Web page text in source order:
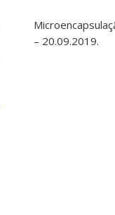
– 20.09.2019.